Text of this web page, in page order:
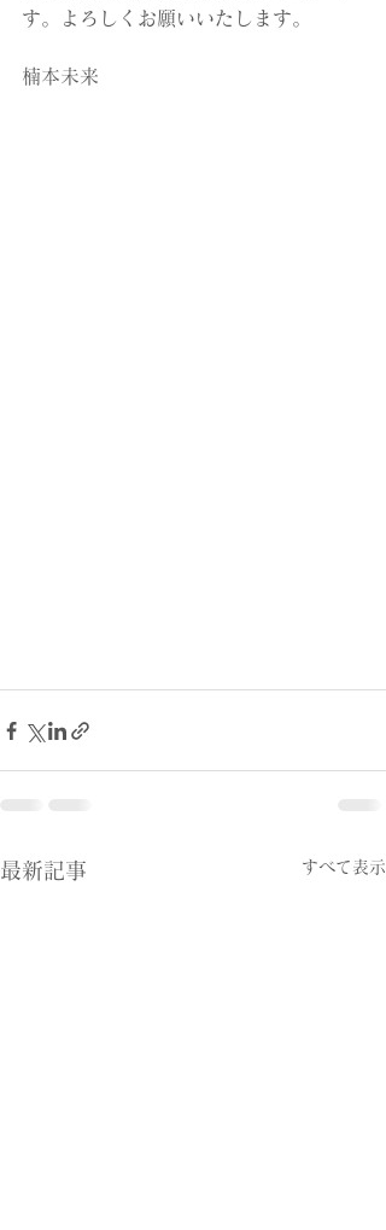
す。よろしくお願いいたします。
楠本未来
最新記事 すべて表示